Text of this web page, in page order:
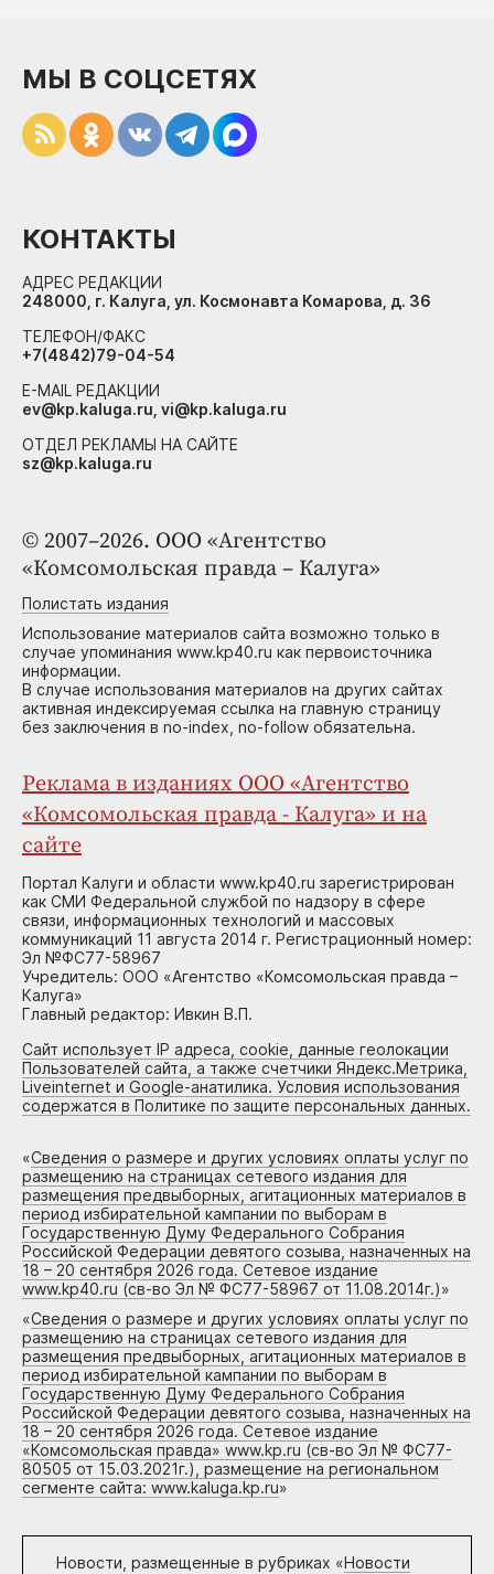
© 2007–2026. ООО «Агентство
«Комсомольская правда – Калуга»
Полистать издания
Использование материалов сайта возможно только в
случае упоминания www.kp40.ru как первоисточника
информации.
В случае использования материалов на других сайтах
активная индексируемая ссылка на главную страницу
без заключения в no-index, no-follow обязательна.
Реклама в изданиях ООО «Агентство
«Комсомольская правда - Калуга» и на
сайте
Портал Калуги и области www.kp40.ru зарегистрирован
как СМИ Федеральной службой по надзору в сфере
связи, информационных технологий и массовых
коммуникаций 11 августа 2014 г. Регистрационный номер:
Эл №ФС77-58967
Учредитель: ООО «Агентство «Комсомольская правда –
Калуга»
Главный редактор: Ивкин В.П.
Сайт использует IP адреса, cookie, данные геолокации
Пользователей сайта, а также счетчики Яндекс.Метрика,
Liveinternet и Google-анатилика. Условия использования
содержатся в Политике по защите персональных данных.
«Сведения о размере и других условиях оплаты услуг по
размещению на страницах сетевого издания для
размещения предвыборных, агитационных материалов в
период избирательной кампании по выборам в
Государственную Думу Федерального Собрания
Российской Федерации девятого созыва, назначенных на
18 – 20 сентября 2026 года. Сетевое издание
www.kp40.ru (св-во Эл № ФС77-58967 от 11.08.2014г.)»
«Сведения о размере и других условиях оплаты услуг по
размещению на страницах сетевого издания для
размещения предвыборных, агитационных материалов в
период избирательной кампании по выборам в
Государственную Думу Федерального Собрания
Российской Федерации девятого созыва, назначенных на
18 – 20 сентября 2026 года. Сетевое издание
«Комсомольская правда» www.kp.ru (св-во Эл № ФС77-
80505 от 15.03.2021г.), размещение на региональном
сегменте сайта: www.kaluga.kp.ru»
Новости, размещенные в рубриках «Новости
МЫ В СОЦСЕТЯХ
КОНТАКТЫ
АДРЕС РЕДАКЦИИ
248000, г. Калуга, ул. Космонавта Комарова, д. 36
ТЕЛЕФОН/ФАКС
+7(4842)79-04-54
E-MAIL РЕДАКЦИИ
ev@kp.kaluga.ru, vi@kp.kaluga.ru
ОТДЕЛ РЕКЛАМЫ НА САЙТЕ
sz@kp.kaluga.ru